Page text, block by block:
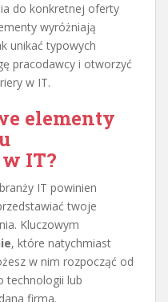
do konkretnej oferty
wyróżniają
unikać typowych
pracodawcy i otworzyć
w IT.
elementy
IT?
IT powinien
twoje
Kluczowym
, które natychmiast
w nim rozpocząć od
technologii lub
firma.